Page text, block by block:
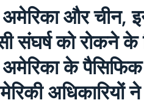
और चीन,
संघर्ष को रोकने के
अमेरिका के
अधिकारियों